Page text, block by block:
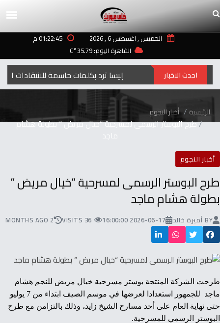
الخميس , اغسطس 6 , 2026
01:22:45 م
القاهرة اليوم: 35.79°C
احدث الاخبار
الرئيسية أخبار النجوم
طرح البوستر الرسمى لمسرحية “خيال مريض “ بطولة هشام
ماجد
أخبار النجوم
طرح البوستر الرسمى لمسرحية “خيال مريض “
بطولة هشام ماجد
BY أميرة خالد 2026-06-17 16:00:00
36 VISITS
2 MONTHS AGO
طرحت الشركة المنتجة بوستر مسرحية خيال مريض للنجم هشام
ماجد
للجمهور استعدادا لعرضها في موسم الصيف ابتداء من 7 يوليو
حتى نهاية العام على أحد مسارح الشيخ زايد، وذلك بالتزامن مع طرح
البوستر الرسمي للمسرحية.